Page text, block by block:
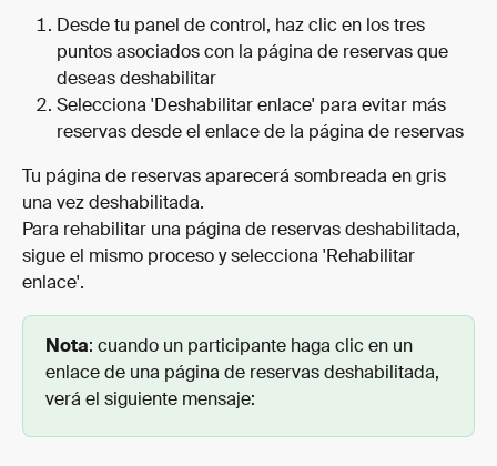
Desde tu panel de control, haz clic en los tres
puntos asociados con la página de reservas que
deseas deshabilitar
Selecciona 'Deshabilitar enlace' para evitar más
reservas desde el enlace de la página de reservas
Tu página de reservas aparecerá sombreada en gris
una vez deshabilitada.
Para rehabilitar una página de reservas deshabilitada,
sigue el mismo proceso y selecciona 'Rehabilitar
enlace'.
Nota: cuando un participante haga clic en un
enlace de una página de reservas deshabilitada,
verá el siguiente mensaje: